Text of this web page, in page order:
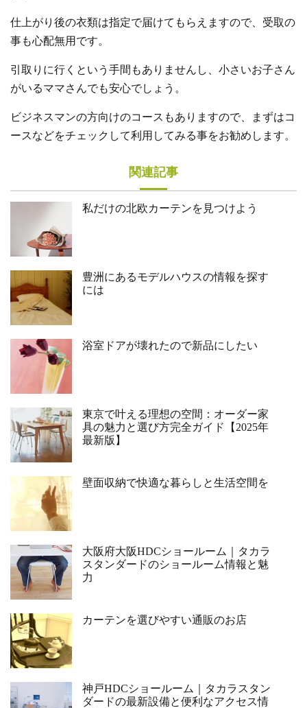
仕上がり後の衣類は指定で届けてもらえますので、受取の
事も心配無用です。
引取りに行くという手間もありませんし、小さいお子さん
がいるママさんでも安心でしょう。
ビジネスマンの方向けのコースもありますので、まずはコ
ースなどをチェックして利用してみる事をお勧めします。
関連記事
私だけの北欧カーテンを見つけよう
豊洲にあるモデルハウスの情報を探す
には
浴室ドアが壊れたので新品にしたい
東京で叶える理想の空間：オーダー家
具の魅力と選び方完全ガイド【2025年
最新版】
壁面収納で快適な暮らしと生活空間を
大阪府大阪HDCショールーム｜タカラ
スタンダードのショールーム情報と魅
力
カーテンを選びやすい通販のお店
神戸HDCショールーム｜タカラスタン
ダードの最新設備と便利なアクセス情